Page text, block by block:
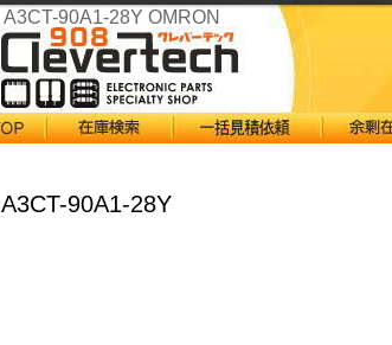
A3CT-90A1-28Y OMRON
A3CT-90A1-28Y